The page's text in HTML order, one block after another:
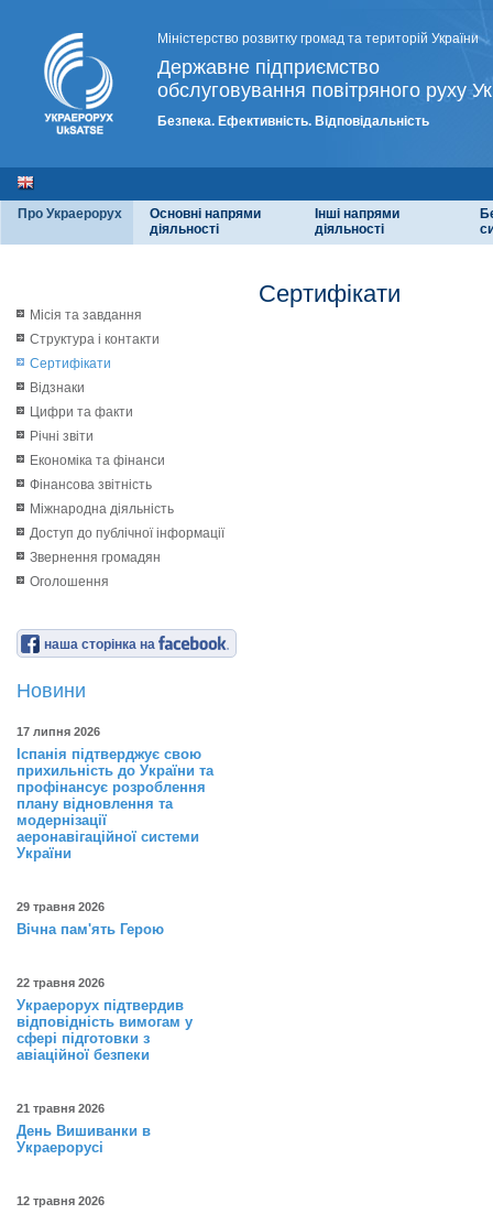
Міністерство розвитку громад та територій України
Державне підприємство
обслуговування повітряного руху
Безпека. Ефективність. Відповідальність
Про Украерорух
Основні напрями
діяльності
Інші напрями
діяльності
Місія та завдання
Структура і контакти
Сертифікати
Відзнаки
Цифри та факти
Річні звіти
Економіка та фінанси
Фінансова звітність
Міжнародна діяльність
Доступ до публічної інформації
Звернення громадян
Оголошення
наша сторінка на
Новини
17 липня 2026
Іспанія підтверджує свою
прихильність до України та
профінансує розроблення
плану відновлення та
модернізації
аеронавігаційної системи
України
29 травня 2026
Вічна пам'ять Герою
22 травня 2026
Украерорух підтвердив
відповідність вимогам у
сфері підготовки з
авіаційної безпеки
21 травня 2026
День Вишиванки в
Украерорусі
12 травня 2026
Сертифікати